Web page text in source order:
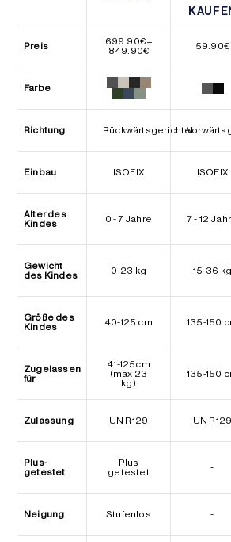
Preis 699.90€–
849.90€Preisspanne:
bis
849.90€
59.90€
Farbe
Richtung Rückwärtsgerichtet
Einbau ISOFIX ISOFIX
Alter des
Kindes
0 - 7 Jahre 7 - 12
Gewicht
des Kindes
0-23 kg 15-36 kg
Größe des
Kindes
40-125 cm 135-150
Zugelassen
für
41-125cm
(max 23
kg)
135-150
Zulassung UN R129 UN R129
Plus-
getestet
Plus
getestet
-
Neigung Stufenlos -